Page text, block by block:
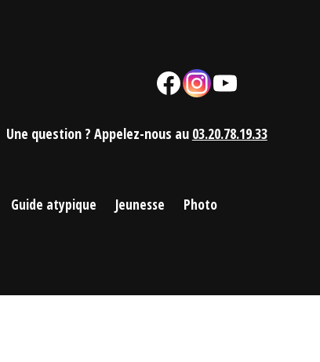
FacebookInstagramYouTube
Une question ? Appelez-nous au 03.20.78.19.33
Guide atypique Jeunesse Photo